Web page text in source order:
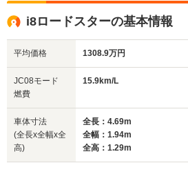
サイズ
(全長x全幅x全高)
全高
1.3m
全幅
1.94m
i8ロードスターの基本情報
平均価格 1308.9万円
JC08モード
燃費
15.9km/L
車体寸法
(全長x全幅x全
高)
全長：4.69m
全幅：1.94m
全高：1.29m